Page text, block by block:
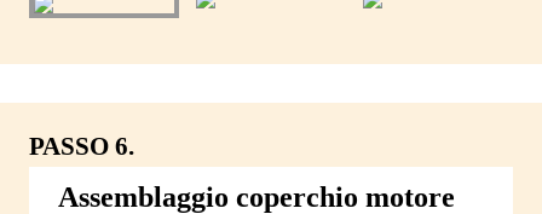
PASSO 6.
Assemblaggio coperchio motore